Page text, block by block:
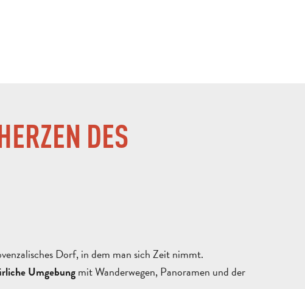
DES
Dorf, in dem man sich Zeit nimmt.
Umgebungmit Wanderwegen, Panoramen und der